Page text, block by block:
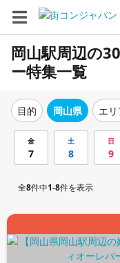
岡山駅周辺の
ー特集一覧
目的 岡山県 エリ
金
7
土
8
日
9
全8件中1-8件を表示